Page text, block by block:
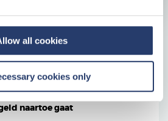
all cookies
cookies only
in Center Parcs
naartoe gaat